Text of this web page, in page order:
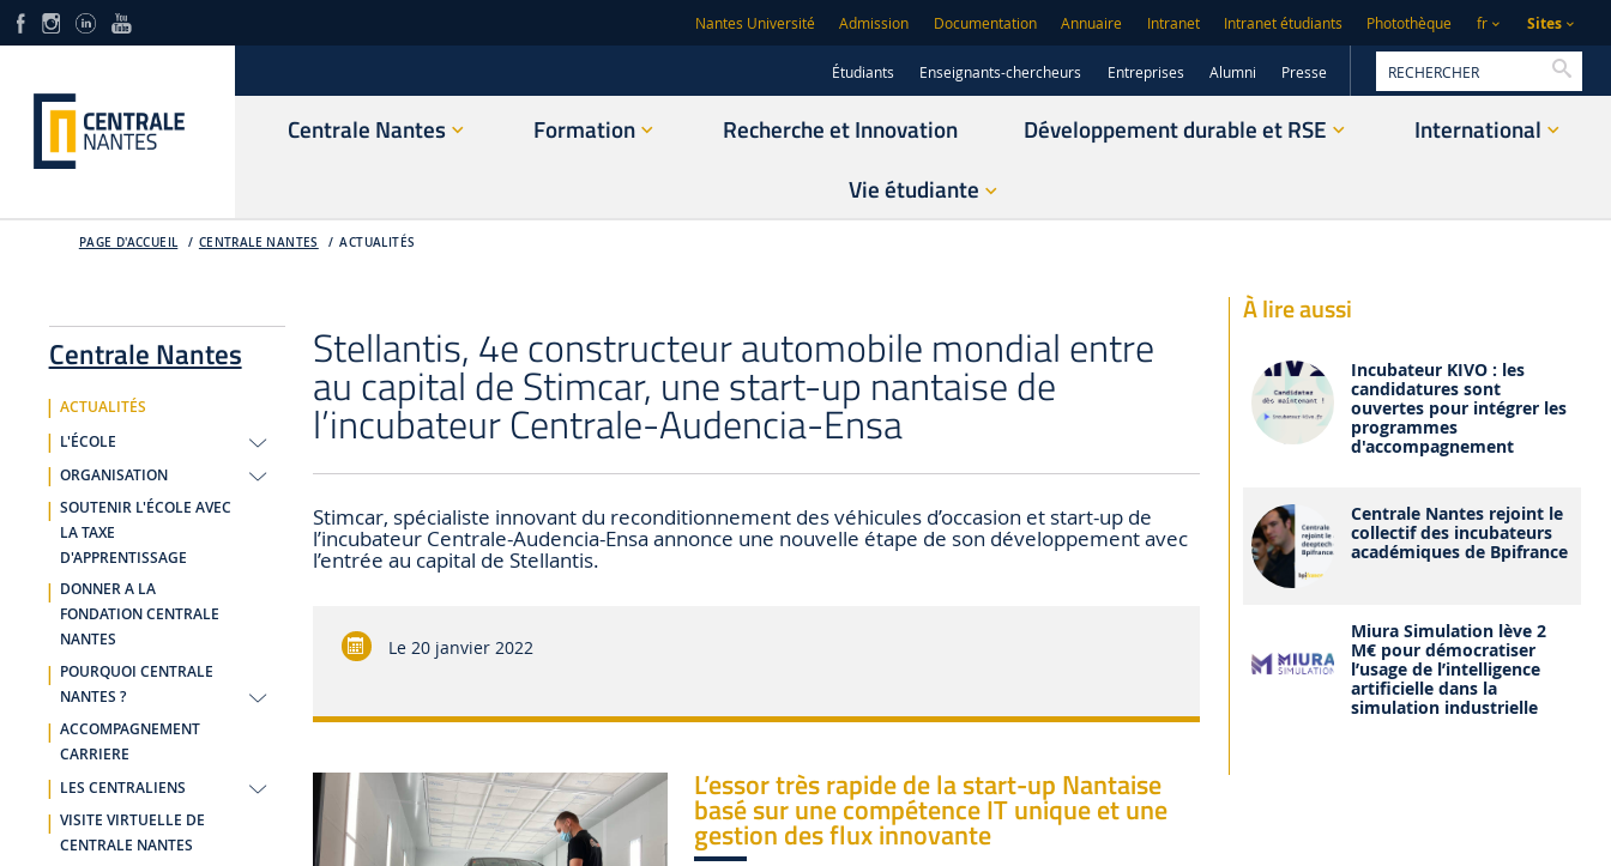
Nantes Université Admission Documentation Annuaire Intranet Intranet étudiants Photothèque fr Sites
Étudiants Enseignants-chercheurs Entreprises Alumni Presse
Centrale Nantes Formation Recherche et Innovation Développement durable et RSE
International
Vie étudiante
PAGE D'ACCUEIL CENTRALE NANTES ACTUALITÉS
Centrale Nantes
ACTUALITÉS
L'ÉCOLE
ORGANISATION
SOUTENIR L'ÉCOLE AVEC
LA TAXE
D'APPRENTISSAGE
DONNER A LA
FONDATION CENTRALE
NANTES
POURQUOI CENTRALE
NANTES ?
ACCOMPAGNEMENT
CARRIERE
LES CENTRALIENS
VISITE VIRTUELLE DE
CENTRALE NANTES
Stellantis, 4e constructeur automobile mondial entre
au capital de Stimcar, une start-up nantaise de
l’incubateur Centrale-Audencia-Ensa
Stimcar, spécialiste innovant du reconditionnement des véhicules d’occasion et start-up de
l’incubateur Centrale-Audencia-Ensa annonce une nouvelle étape de son développement avec
l’entrée au capital de Stellantis.
Le 20 janvier 2022
L’essor très rapide de la start-up Nantaise
basé sur une compétence IT unique et une
gestion des flux innovante
À lire aussi
Incubateur KIVO : les
candidatures sont
ouvertes pour intégrer les
programmes
d'accompagnement
Centrale Nantes rejoint le
collectif des incubateurs
académiques de Bpifrance
Miura Simulation lève 2
M€ pour démocratiser
l’usage de l’intelligence
artificielle dans la
simulation industrielle